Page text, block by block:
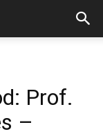
Prof.
–